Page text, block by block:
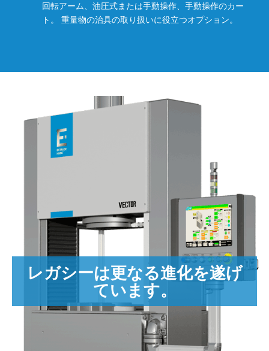
回転アーム、油圧式または手動操作、手動操作のカー
ト。 重量物の治具の取り扱いに役立つオプション。
レガシーは更なる進化を遂げ
ています。
レガシーは更なる進化を遂げていま
VECTORはAFMのカテゴリーで間違いなくベストセラーです。
VECTOR-AFM 砥粒流動加工システムは、幅広い加工の可能性を
提供します。
VECTORシリーズの砥粒流動加工機は、全圧100mmモデルから
低圧の300mmバージョンまで、メディアシリンダーの直径を選
択できる幅広いプロセス機能を提供します。
モジュラーシリンダーを使用しています。 したがって、顧客は
必要に応じて自分のマシンを別のサイズに再構成できます。